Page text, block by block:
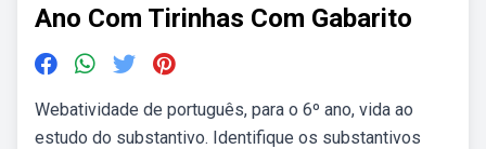
Ano Com Tirinhas Com Gabarito
Webatividade de português, para o 6º ano, vida ao
estudo do substantivo. Identifique os substantivos